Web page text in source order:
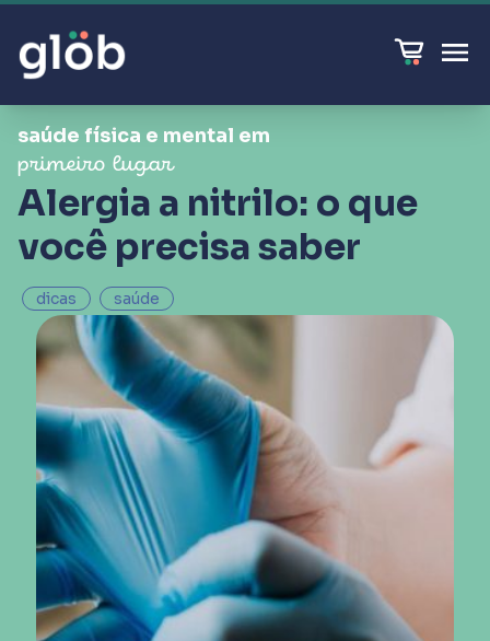
saúde física e mental em
primeiro lugar
Alergia a nitrilo: o que
você precisa saber
dicas saúde